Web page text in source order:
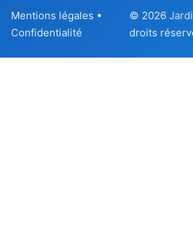
Mentions légales •
Confidentialité
© 2026
droits